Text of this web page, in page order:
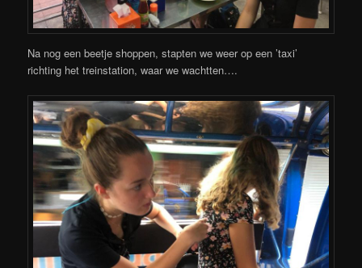
Na nog een beetje shoppen, stapten we weer op een ’taxi’
richting het treinstation, waar we wachtten….